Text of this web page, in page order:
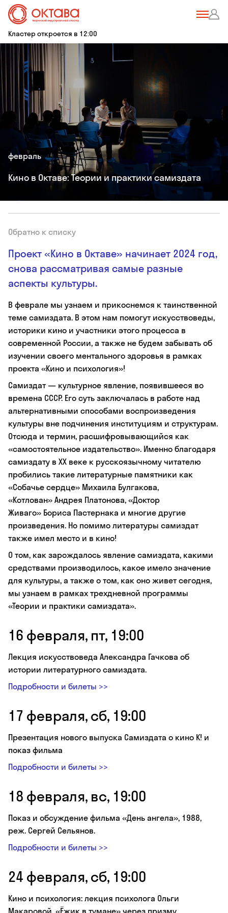
Кластер откроется в 12:00
февраль
Кино в Октаве: Теории и практики самиздата
Проект «Кино в Октаве» начинает 2024 год,
снова рассматривая самые разные
аспекты культуры.
В феврале мы узнаем и прикоснемся к таинственной
теме самиздата. В этом нам помогут искусствоведы,
историки кино и участники этого процесса в
современной России, а также не будем забывать об
изучении своего ментального здоровья в рамках
проекта «Кино и психология»!
Самиздат — культурное явление, появившееся во
времена СССР. Его суть заключалась в работе над
альтернативными способами воспроизведения
культуры вне подчинения институциям и структурам.
Отсюда и термин, расшифровывающийся как
«самостоятельное издательство». Именно благодаря
самиздату в XX веке к русскоязычному читателю
пробились такие литературные памятники как
«Собачье сердце» Михаила Булгакова,
«Котлован» Андрея Платонова, «Доктор
Живаго» Бориса Пастернака и многие другие
произведения. Но помимо литературы самиздат
также имел место и в кино!
О том, как зарождалось явление самиздата, какими
средствами производилось, какое имело значение
для культуры, а также о том, как оно живет сегодня,
мы узнаем в рамках трехдневной программы
«Теории и практики самиздата».
16 февраля, пт, 19:00
Лекция искусствоведа Александра Гачкова об
истории литературного самиздата.
Подробности и билеты >>
17 февраля, сб, 19:00
Презентация нового выпуска Cамиздата о кино K! и
показ фильма
Подробности и билеты >>
18 февраля, вс, 19:00
Показ и обсуждение фильма «День ангела», 1988,
реж. Сергей Сельянов.
Подробности и билеты >>
24 февраля, сб, 19:00
Кино и психология: лекция психолога Ольги
Макаровой. «Ёжик в тумане» через призму
Обратно к списку